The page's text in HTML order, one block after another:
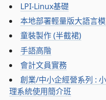
LPI-Linux基礎
本地部署輕量版大語言
童裝製作 (半截裙)
手語高階
會計文員實務
創業/中小企經營系列 :
理系統使用簡介班